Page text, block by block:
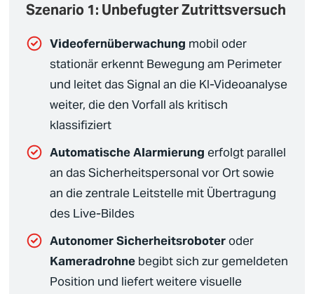
Szenario 1: Unbefugter Zutrittsversuch
Videofernüberwachung mobil oder
stationär erkennt Bewegung am Perimeter
und leitet das Signal an die KI-Videoanalyse
weiter, die den Vorfall als kritisch
klassifiziert
Automatische Alarmierung erfolgt parallel
an dasSicherheitspersonal vor Ort sowie
an die zentrale Leitstelle mit Übertragung
des Live-Bildes
AutonomerSicherheitsroboteroder
Kameradrohne begibt sich zur gemeldeten
Position und liefert weitere visuelle